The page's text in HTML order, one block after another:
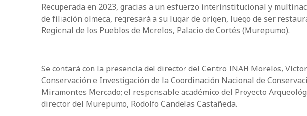
Recuperada en 2023, gracias a un esfuerzo interinstitucional y
de filiación olmeca, regresará a su lugar de origen, luego de ser
Regional de los Pueblos de Morelos, Palacio de Cortés (Murepumo).
Se contará con la presencia del director del Centro INAH Morelos,
Conservación e Investigación de la Coordinación Nacional de
Miramontes Mercado; el responsable académico del Proyecto
director del Murepumo, Rodolfo Candelas Castañeda.